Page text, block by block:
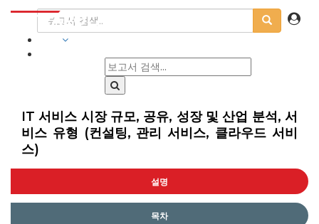
IT 서비스 시장 규모, 공유, 성장 및 산업 분석, 서
비스 유형 (컨설팅, 관리 서비스, 클라우드 서비
스)
설명
목차